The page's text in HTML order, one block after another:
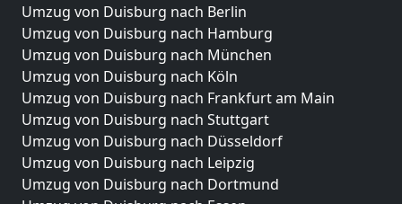
Umzug von Duisburg nach Berlin
Umzug von Duisburg nach Hamburg
Umzug von Duisburg nach München
Umzug von Duisburg nach Köln
Umzug von Duisburg nach Frankfurt am Main
Umzug von Duisburg nach Stuttgart
Umzug von Duisburg nach Düsseldorf
Umzug von Duisburg nach Leipzig
Umzug von Duisburg nach Dortmund